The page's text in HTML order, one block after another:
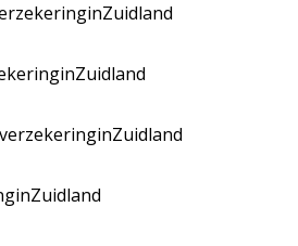
inZuidland
inZuidland
inZuidland
inZuidland